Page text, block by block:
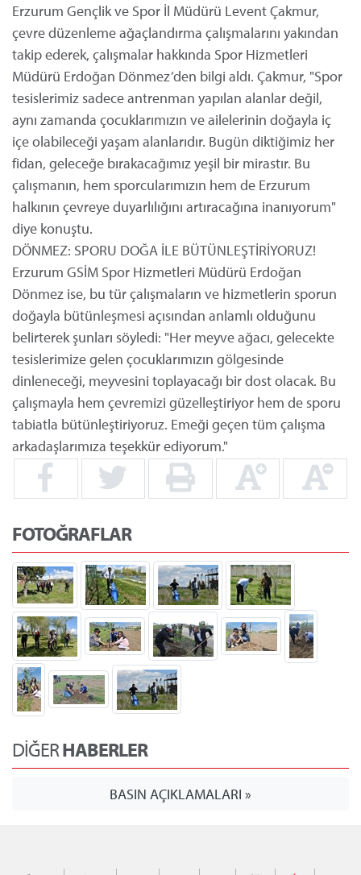
Erzurum Gençlik ve Spor İl Müdürü Levent Çakmur,
çevre düzenleme ağaçlandırma çalışmalarını yakından
takip ederek, çalışmalar hakkında Spor Hizmetleri
Müdürü Erdoğan Dönmez’den bilgi aldı. Çakmur, "Spor
tesislerimiz sadece antrenman yapılan alanlar değil,
aynı zamanda çocuklarımızın ve ailelerinin doğayla iç
içe olabileceği yaşam alanlarıdır. Bugün diktiğimiz her
fidan, geleceğe bırakacağımız yeşil bir mirastır. Bu
çalışmanın, hem sporcularımızın hem de Erzurum
halkının çevreye duyarlılığını artıracağına inanıyorum"
diye konuştu.
DÖNMEZ: SPORU DOĞA İLE BÜTÜNLEŞTİRİYORUZ!
Erzurum GSİM Spor Hizmetleri Müdürü Erdoğan
Dönmez ise, bu tür çalışmaların ve hizmetlerin sporun
doğayla bütünleşmesi açısından anlamlı olduğunu
belirterek şunları söyledi: "Her meyve ağacı, gelecekte
tesislerimize gelen çocuklarımızın gölgesinde
dinleneceği, meyvesini toplayacağı bir dost olacak. Bu
çalışmayla hem çevremizi güzelleştiriyor hem de sporu
tabiatla bütünleştiriyoruz. Emeği geçen tüm çalışma
arkadaşlarımıza teşekkür ediyorum."
FOTOĞRAFLAR
DİĞERHABERLER
BASIN AÇIKLAMALARI »